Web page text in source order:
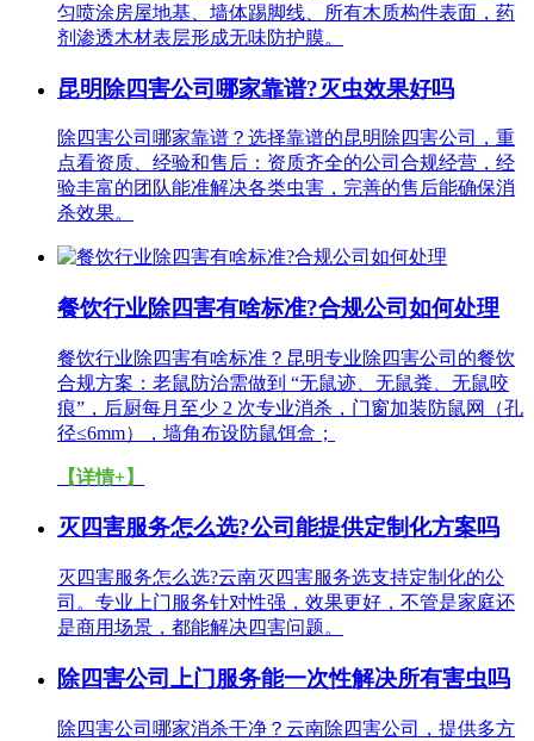
匀喷涂房屋地基、墙体踢脚线、所有木质构件表面，药
剂渗透木材表层形成无味防护膜。
昆明除四害公司哪家靠谱?灭虫效果好吗
除四害公司哪家靠谱？选择靠谱的昆明除四害公司，重
点看资质、经验和售后：资质齐全的公司合规经营，经
验丰富的团队能准解决各类虫害，完善的售后能确保消
杀效果。
餐饮行业除四害有啥标准?合规公司如何处理
餐饮行业除四害有啥标准？昆明专业除四害公司的餐饮
合规方案：老鼠防治需做到 “无鼠迹、无鼠粪、无鼠咬
痕”，后厨每月至少 2 次专业消杀，门窗加装防鼠网（孔
径≤6mm），墙角布设防鼠饵盒；
【详情+】
灭四害服务怎么选?公司能提供定制化方案吗
灭四害服务怎么选?云南灭四害服务选支持定制化的公
司。专业上门服务针对性强，效果更好，不管是家庭还
是商用场景，都能解决四害问题。
除四害公司上门服务能一次性解决所有害虫吗
除四害公司哪家消杀干净？云南除四害公司，提供多方